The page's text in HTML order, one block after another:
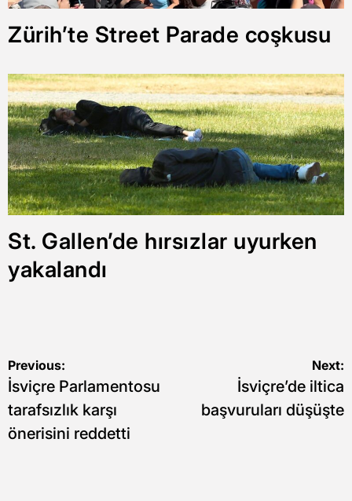
Zürih’te Street Parade coşkusu
St. Gallen’de hırsızlar uyurken
yakalandı
Yazı
gezinmesi
Previous:
İsviçre Parlamentosu
tarafsızlık karşı
önerisini reddetti
Next:
İsviçre’de iltica
başvuruları düşüşte